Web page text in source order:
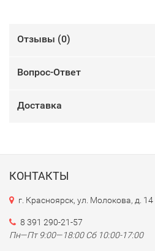
Отзывы (0)
Вопрос-Ответ
Доставка
КОНТАКТЫ
г. Красноярск, ул. Молокова, д. 14
8 391 290-21-57
Пн—Пт 9:00—18:00 Сб 10:00-17:00